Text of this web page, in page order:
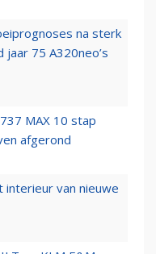
na sterk
jaar 75 A320neo’s
MAX 10 stap
afgerond
interieur van nieuwe